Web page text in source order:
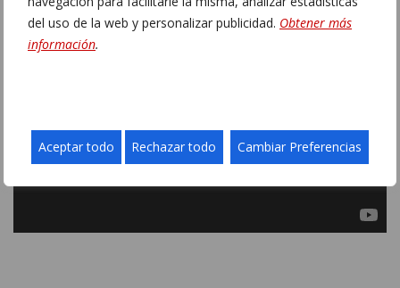
del uso de la web y personalizar publicidad. Obtener más
información.
Cambiar Preferencias
Rechazar todo
Aceptar todo